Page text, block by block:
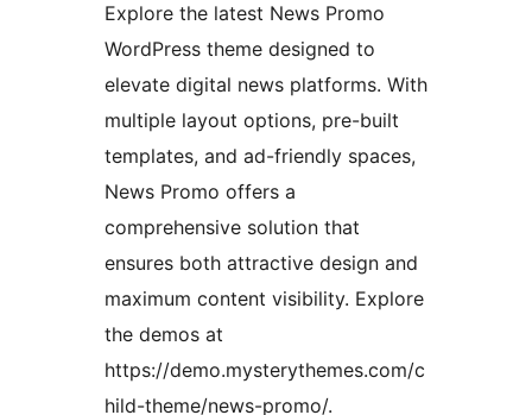
Explore the latest News Promo
WordPress theme designed to
elevate digital news platforms. With
multiple layout options, pre-built
templates, and ad-friendly spaces,
News Promo offers a
comprehensive solution that
ensures both attractive design and
maximum content visibility. Explore
the demos at
https://demo.mysterythemes.com/c
hild-theme/news-promo/.